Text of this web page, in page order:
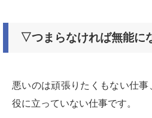
▽つまらなければ無能に
悪いのは頑張りたくもない仕事
役に立っていない仕事です。